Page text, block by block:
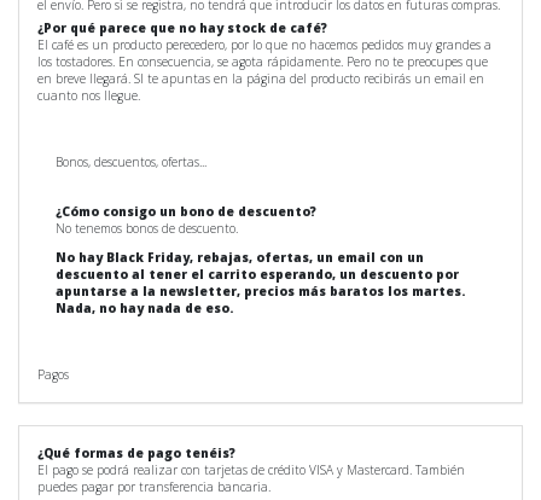
el envío. Pero si se registra, no tendrá que introducir los datos en futuras compras.
¿Por qué parece que no hay stock de café?
El café es un producto perecedero, por lo que no hacemos pedidos muy grandes a
los tostadores. En consecuencia, se agota rápidamente. Pero no te preocupes que
en breve llegará. SI te apuntas en la página del producto recibirás un email en
cuanto nos llegue.
Bonos, descuentos, ofertas...
¿Cómo consigo un bono de descuento?
No tenemos bonos de descuento.
No hay Black Friday, rebajas, ofertas, un email con un
descuento al tener el carrito esperando, un descuento por
apuntarse a la newsletter, precios más baratos los martes.
Nada, no hay nada de eso.
Pagos
¿Qué formas de pago tenéis?
El pago se podrá realizar con tarjetas de crédito VISA y Mastercard. También
puedes pagar por transferencia bancaria.